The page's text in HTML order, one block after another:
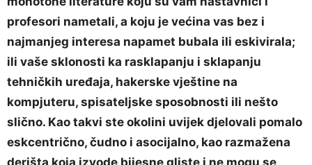
profesori nametali, a koju je većina vas bez i
najmanjeg interesa napamet bubala ili eskivirala;
ili vaše sklonosti ka rasklapanju i sklapanju
tehničkih uređaja, hakerske vještine na
kompjuteru, spisateljske sposobnosti ili nešto
slično. Kao takvi ste okolini uvijek djelovali pomalo
eskcentrično, čudno i asocijalno, kao razmažena
derišta koja izvode bijesne gliste i ne mogu se